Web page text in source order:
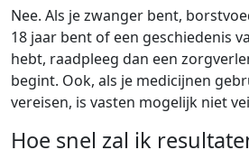
Nee. Als je zwanger bent,
18 jaar bent of een geschiedenis
hebt, raadpleeg dan een
begint. Ook, als je medicijnen
vereisen, is vasten mogelijk niet
Hoe snel zal ik